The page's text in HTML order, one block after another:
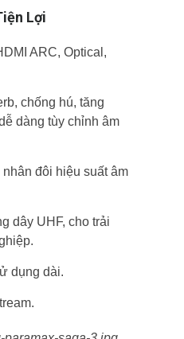
Lợi
ARC, Optical,
chống hú, tăng
dàng tùy chỉnh âm
đôi hiệu suất âm
dây UHF, cho trải
dụng dài.